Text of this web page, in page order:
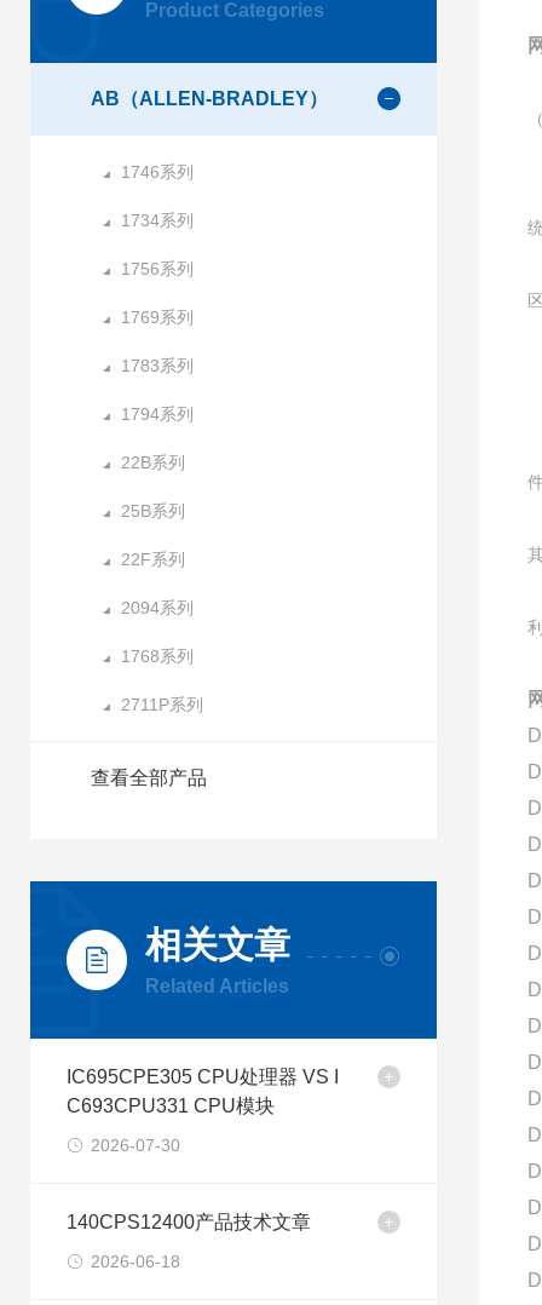
Product Categories
AB（ALLEN-BRADLEY）
1746系列
1734系列
1756系列
1769系列
1783系列
1794系列
22B系列
25B系列
22F系列
2094系列
1768系列
2711P系列
查看全部产品
相关文章
Related Articles
IC695CPE305 CPU处理器 VS I
C693CPU331 CPU模块
2026-07-30
140CPS12400产品技术文章
2026-06-18